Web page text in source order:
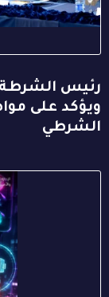
رئيس الشرطة
ويؤكد على
الشرطي